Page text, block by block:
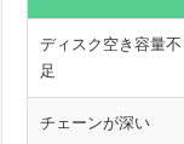
ディスク空き容量不
足
チェーンが深い